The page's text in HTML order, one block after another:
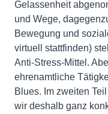
Gelassenheit
und Wege,
Bewegung und
virtuell stattfinden)
Anti-Stress-Mittel.
ehrenamtliche
Blues. Im zweiten
wir deshalb ganz